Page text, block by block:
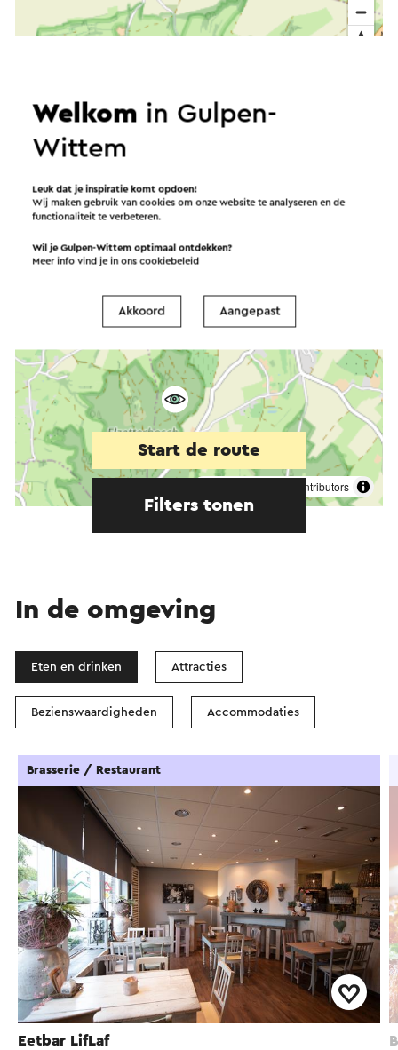
contributors
Start de route
Filters tonen
In de omgeving
Eten en drinken Attracties
Bezienswaardigheden Accommodaties
Eetbar LifLaf
Brasserie / Restaurant
Welkom in Gulpen-
Wittem
Leuk dat je inspiratie komt opdoen!
Wij maken gebruik van cookies om onze website te analyseren en de
functionaliteit te verbeteren.
Wil je Gulpen-Wittem optimaal ontdekken?
Meer info vind je in onscookiebeleid
Akkoord Aangepast